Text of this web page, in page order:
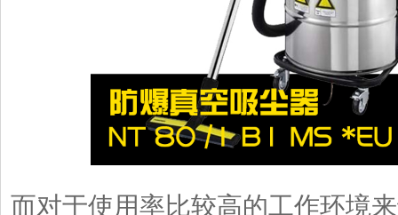
而对于使用率比较高的工作环境